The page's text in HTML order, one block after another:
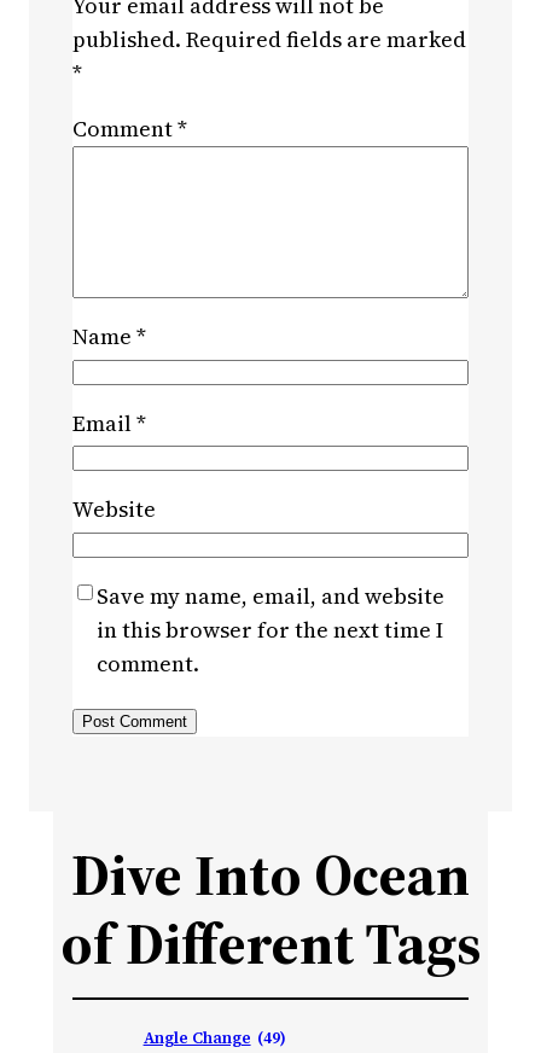
published. Required fields are marked
*
Comment*
Name *
Email*
Website
Save my name, email, and website
in this browser for the next time I
comment.
Dive Into Ocean
of Different Tags
Angle Change (49)